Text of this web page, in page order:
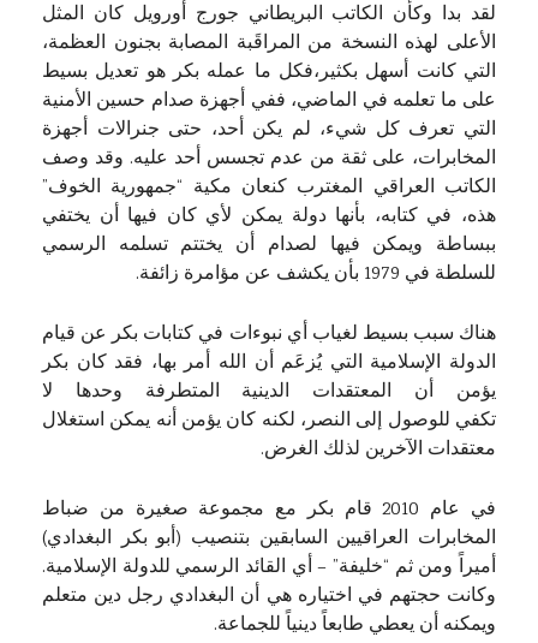
لقد بدا وكأن الكاتب البريطاني جورج أورويل كان المثل
الأعلى لهذه النسخة من المراقَبة المصابة بجنون العظمة،
التي كانت أسهل بكثير،فكل ما عمله بكر هو تعديل بسيط
على ما تعلمه في الماضي، ففي أجهزة صدام حسين الأمنية
التي تعرف كل شيء، لم يكن أحد، حتى جنرالات أجهزة
المخابرات، على ثقة من عدم تجسس أحد عليه. وقد وصف
الكاتب العراقي المغترب كنعان مكية “جمهورية الخوف”
هذه، في كتابه، بأنها دولة يمكن لأي كان فيها أن يختفي
ببساطة ويمكن فيها لصدام أن يختتم تسلمه الرسمي
للسلطة في 1979 بأن يكشف عن مؤامرة زائفة.
هناك سبب بسيط لغياب أي نبوءات في كتابات بكر عن قيام
الدولة الإسلامية التي يُزعَم أن الله أمر بها، فقد كان بكر
يؤمن أن المعتقدات الدينية المتطرفة وحدها لا
تكفي للوصول إلى النصر، لكنه كان يؤمن أنه يمكن استغلال
معتقدات الآخرين لذلك الغرض.
في عام 2010 قام بكر مع مجموعة صغيرة من ضباط
المخابرات العراقيين السابقين بتنصيب (أبو بكر البغدادي)
أميراً ومن ثم “خليفة” – أي القائد الرسمي للدولة الإسلامية.
وكانت حجتهم في اختياره هي أن البغدادي رجل دين متعلم
ويمكنه أن يعطي طابعاً دينياً للجماعة.